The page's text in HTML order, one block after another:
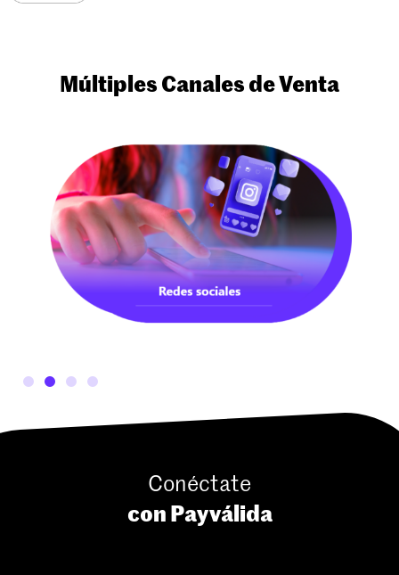
Múltiples Canales de Venta
Conéctate
con Payválida